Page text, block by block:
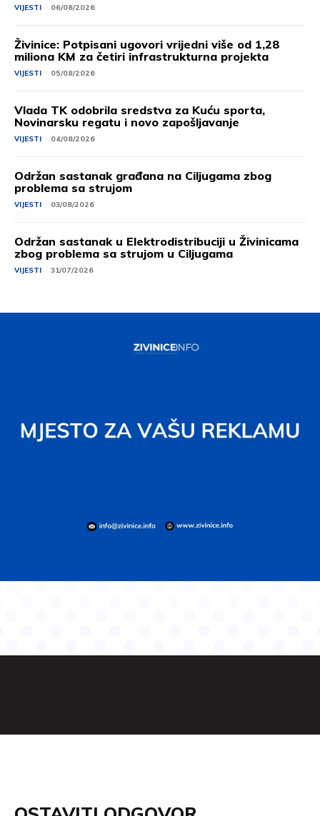
VIJESTI 06/08/2026
Živinice: Potpisani ugovori vrijedni više od 1,28
miliona KM za četiri infrastrukturna projekta
VIJESTI 05/08/2026
Vlada TK odobrila sredstva za Kuću sporta,
Novinarsku regatu i novo zapošljavanje
VIJESTI 04/08/2026
Održan sastanak građana na Ciljugama zbog
problema sa strujom
VIJESTI 03/08/2026
Održan sastanak u Elektrodistribuciji u Živinicama
zbog problema sa strujom u Ciljugama
VIJESTI 31/07/2026